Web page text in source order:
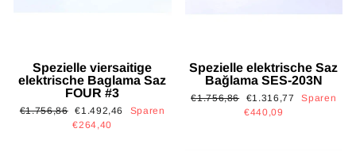
Spezielle viersaitige
elektrische Baglama Saz
FOUR #3
Normaler
€1.756,86 Sonderpreis
€1.492,46
Sparen
€264,40
Spezielle elektrische Saz
Bağlama SES-203N
Normaler
€1.756,86 Sonderpreis
€1.316,77
Sparen
€440,09